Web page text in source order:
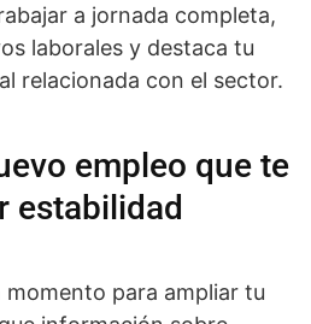
a jornada completa,
laborales y destaca tu
relacionada con el sector.
empleo que te
estabilidad
momento para ampliar tu